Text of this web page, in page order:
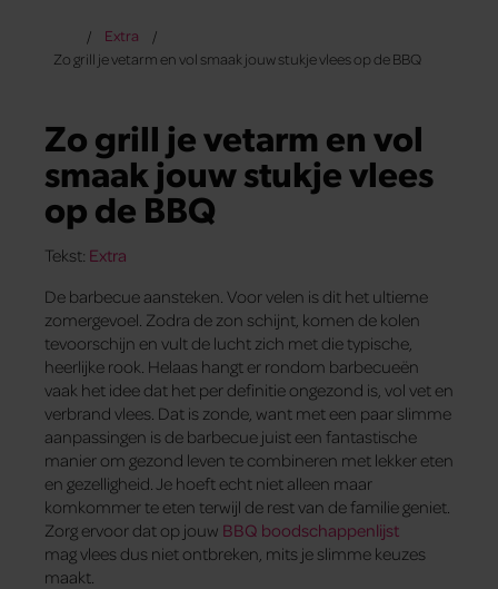
Extra
Zo grill je vetarm en vol smaak jouw stukje vlees op de BBQ
Zo grill je vetarm en vol
smaak jouw stukje vlees
op de BBQ
Tekst: Extra
De barbecue aansteken. Voor velen is dit het ultieme
zomergevoel. Zodra de zon schijnt, komen de kolen
tevoorschijn en vult de lucht zich met die typische,
heerlijke rook. Helaas hangt er rondom barbecueën
vaak het idee dat het per definitie ongezond is, vol vet en
verbrand vlees. Dat is zonde, want met een paar slimme
aanpassingen is de barbecue juist een fantastische
manier om gezond leven te combineren met lekker eten
en gezelligheid. Je hoeft echt niet alleen maar
komkommer te eten terwijl de rest van de familie geniet.
Zorg ervoor dat op jouw BBQ boodschappenlijst
mag vlees dus niet ontbreken, mits je slimme keuzes
maakt.